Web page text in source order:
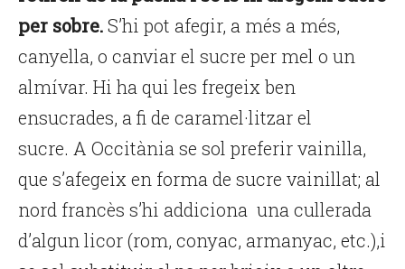
per sobre.S’hi pot afegir, a més a més,
canyella, o canviar el sucre per mel o un
almívar. Hi ha qui les fregeix ben
ensucrades, a fi de caramel·litzar el
sucre. A Occitània se sol preferir vainilla,
que s’afegeix en forma de sucre vainillat; al
nord francès s’hi addiciona una cullerada
d’algun licor (rom, conyac, armanyac, etc.),i